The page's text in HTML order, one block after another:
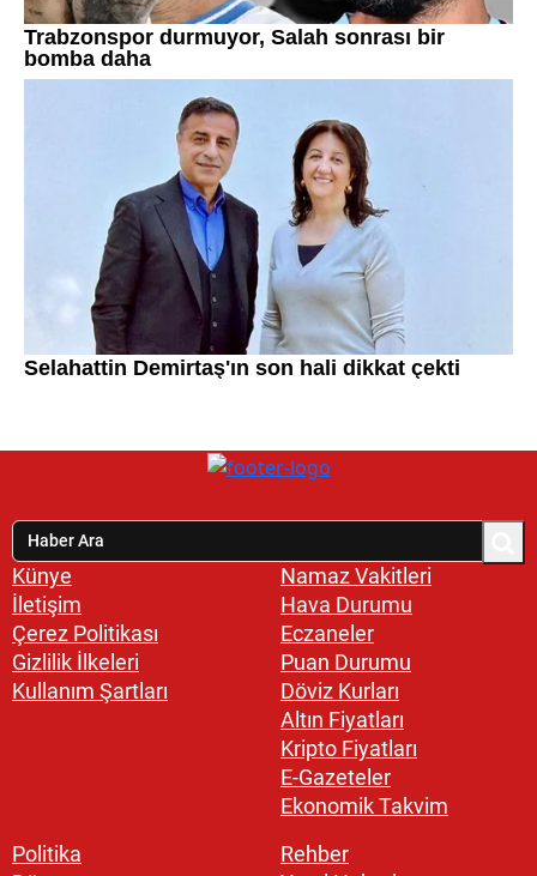
Künye
İletişim
Çerez Politikası
Gizlilik İlkeleri
Kullanım Şartları
Namaz Vakitleri
Hava Durumu
Eczaneler
Puan Durumu
Döviz Kurları
Altın Fiyatları
Kripto Fiyatları
E-Gazeteler
Ekonomik Takvim
Politika
Rehber